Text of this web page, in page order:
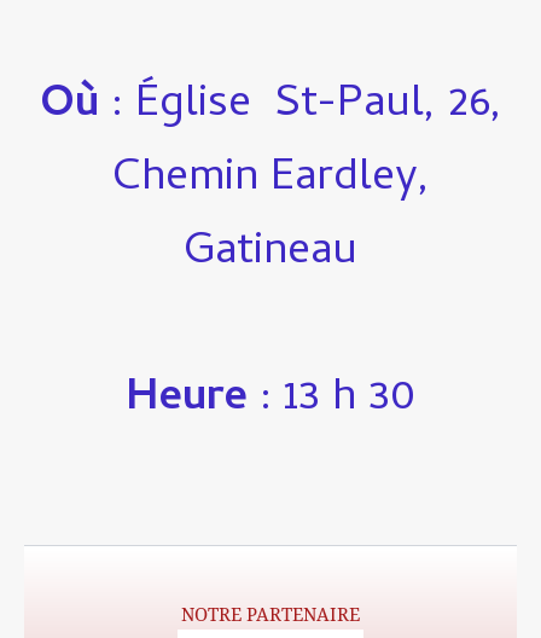
Où : Église St-Paul, 26,
Chemin Eardley,
Gatineau
Heure : 13 h 30
NOTRE PARTENAIRE